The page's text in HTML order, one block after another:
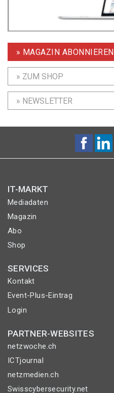
» MAGAZIN ABONNIEREN
» ZUM SHOP
» NEWSLETTER
IT-MARKT
Mediadaten
Magazin
Abo
Shop
SERVICES
Kontakt
Event-Plus-Eintrag
Login
PARTNER-WEBSITES
netzwoche.ch
ICTjournal
netzmedien.ch
Swisscybersecurity.net